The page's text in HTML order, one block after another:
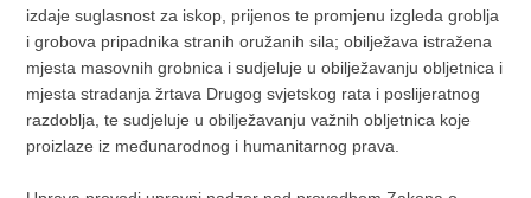
izdaje suglasnost za iskop, prijenos te promjenu izgleda groblja
i grobova pripadnika stranih oružanih sila; obilježava istražena
mjesta masovnih grobnica i sudjeluje u obilježavanju obljetnica i
mjesta stradanja žrtava Drugog svjetskog rata i poslijeratnog
razdoblja, te sudjeluje u obilježavanju važnih obljetnica koje
proizlaze iz međunarodnog i humanitarnog prava.